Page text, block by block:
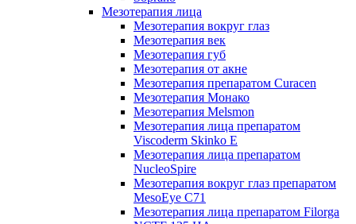
Мезотерапия лица
Мезотерапия вокруг глаз
Мезотерапия век
Мезотерапия губ
Мезотерапия от акне
Мезотерапия препаратом Curacen
Мезотерапия Монако
Мезотерапия Melsmon
Мезотерапия лица препаратом
Viscoderm Skinko E
Мезотерапия лица препаратом
NucleoSpire
Мезотерапия вокруг глаз препаратом
MesoEye С71
Мезотерапия лица препаратом Filorga